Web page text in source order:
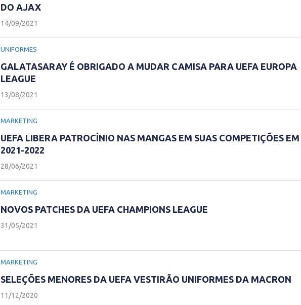
DO AJAX
14/09/2021
UNIFORMES
GALATASARAY É OBRIGADO A MUDAR CAMISA PARA UEFA EUROPA
LEAGUE
13/08/2021
MARKETING
UEFA LIBERA PATROCÍNIO NAS MANGAS EM SUAS COMPETIÇÕES EM
2021-2022
28/06/2021
MARKETING
NOVOS PATCHES DA UEFA CHAMPIONS LEAGUE
31/05/2021
MARKETING
SELEÇÕES MENORES DA UEFA VESTIRÃO UNIFORMES DA MACRON
11/12/2020